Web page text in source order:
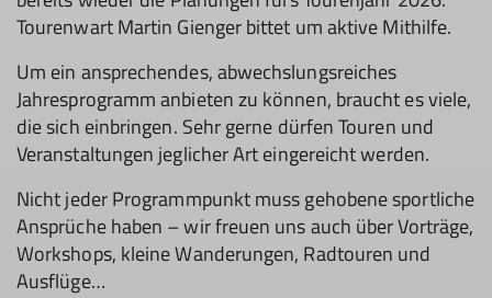
Tourenwart Martin Gienger bittet um aktive Mithilfe.
Um ein ansprechendes, abwechslungsreiches
Jahresprogramm anbieten zu können, braucht es viele,
die sich einbringen. Sehr gerne dürfen Touren und
Veranstaltungen jeglicher Art eingereicht werden.
Nicht jeder Programmpunkt muss gehobene sportliche
Ansprüche haben – wir freuen uns auch über Vorträge,
Workshops, kleine Wanderungen, Radtouren und
Ausflüge…